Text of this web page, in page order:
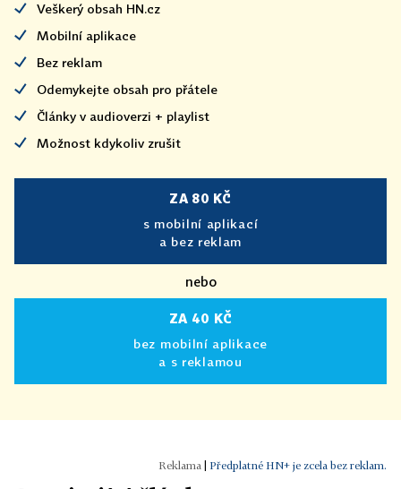
Veškerý obsah HN.cz
Mobilní aplikace
Bez reklam
Odemykejte obsah pro přátele
Články v audioverzi + playlist
Možnost kdykoliv zrušit
ZA 80 KČ
s mobilní aplikací
a bez reklam
nebo
ZA 40 KČ
bez mobilní aplikace
a s reklamou
Předplatné HN+ je zcela bez reklam.